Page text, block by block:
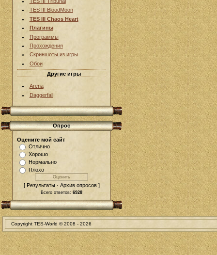
TES III BloodMoon
TES III Chaos Heart
Плагины
Программы
Прохождения
Скриншоты из игры
Обои
Другие игры
Arena
Daggerfall
Опрос
Оцените мой сайт
Отлично
Хорошо
Нормально
Плохо
[ Результаты · Архив опросов ]
Всего ответов: 6928
Copyright TES-World © 2008 - 2026